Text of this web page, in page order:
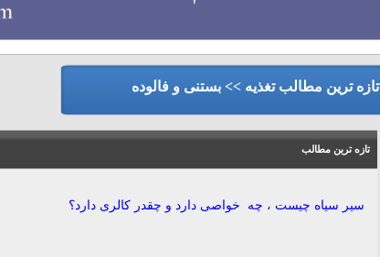
تازه ترین مطالب تغذیه >> بستنی و فالوده
تازه ترین مطالب
سیر سیاه چیست ، چه خواصی دارد و چقدر کالری دارد؟